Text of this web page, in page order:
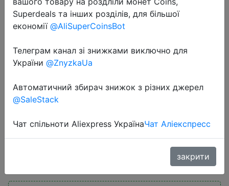
Весь набор светодиодный
светильник для трека 12 Вт 20 Вт
30 Вт 40 Вт COB светильник для
трека s алюминиевый рельсовый
Superdeals та інших розділів, для більшої
економії @AliSuperCoinsBot
Телеграм канал зі знижками виключно для
України @ZnyzkaUa
Автоматичний збирач знижок з різних джерел
@SaleStack
Чат спільноти Aliexpress УкраїнаЧат Аліекспресс
закрити